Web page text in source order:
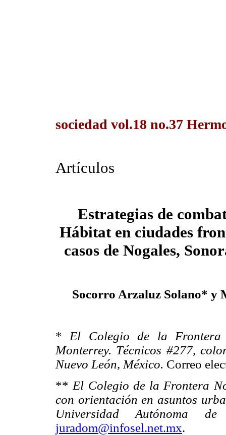
sociedad vol.18 no.37
Artículos
Estrategias de
Hábitat en ciudades
casos de Nogales,
Socorro Arzaluz Solano*
* El Colegio de la Frontera
Monterrey. Técnicos #277,
Nuevo León, México. Correo
** El Colegio de la Frontera
con orientación en asuntos
Universidad Autónoma
juradom@infosel.net.mx.